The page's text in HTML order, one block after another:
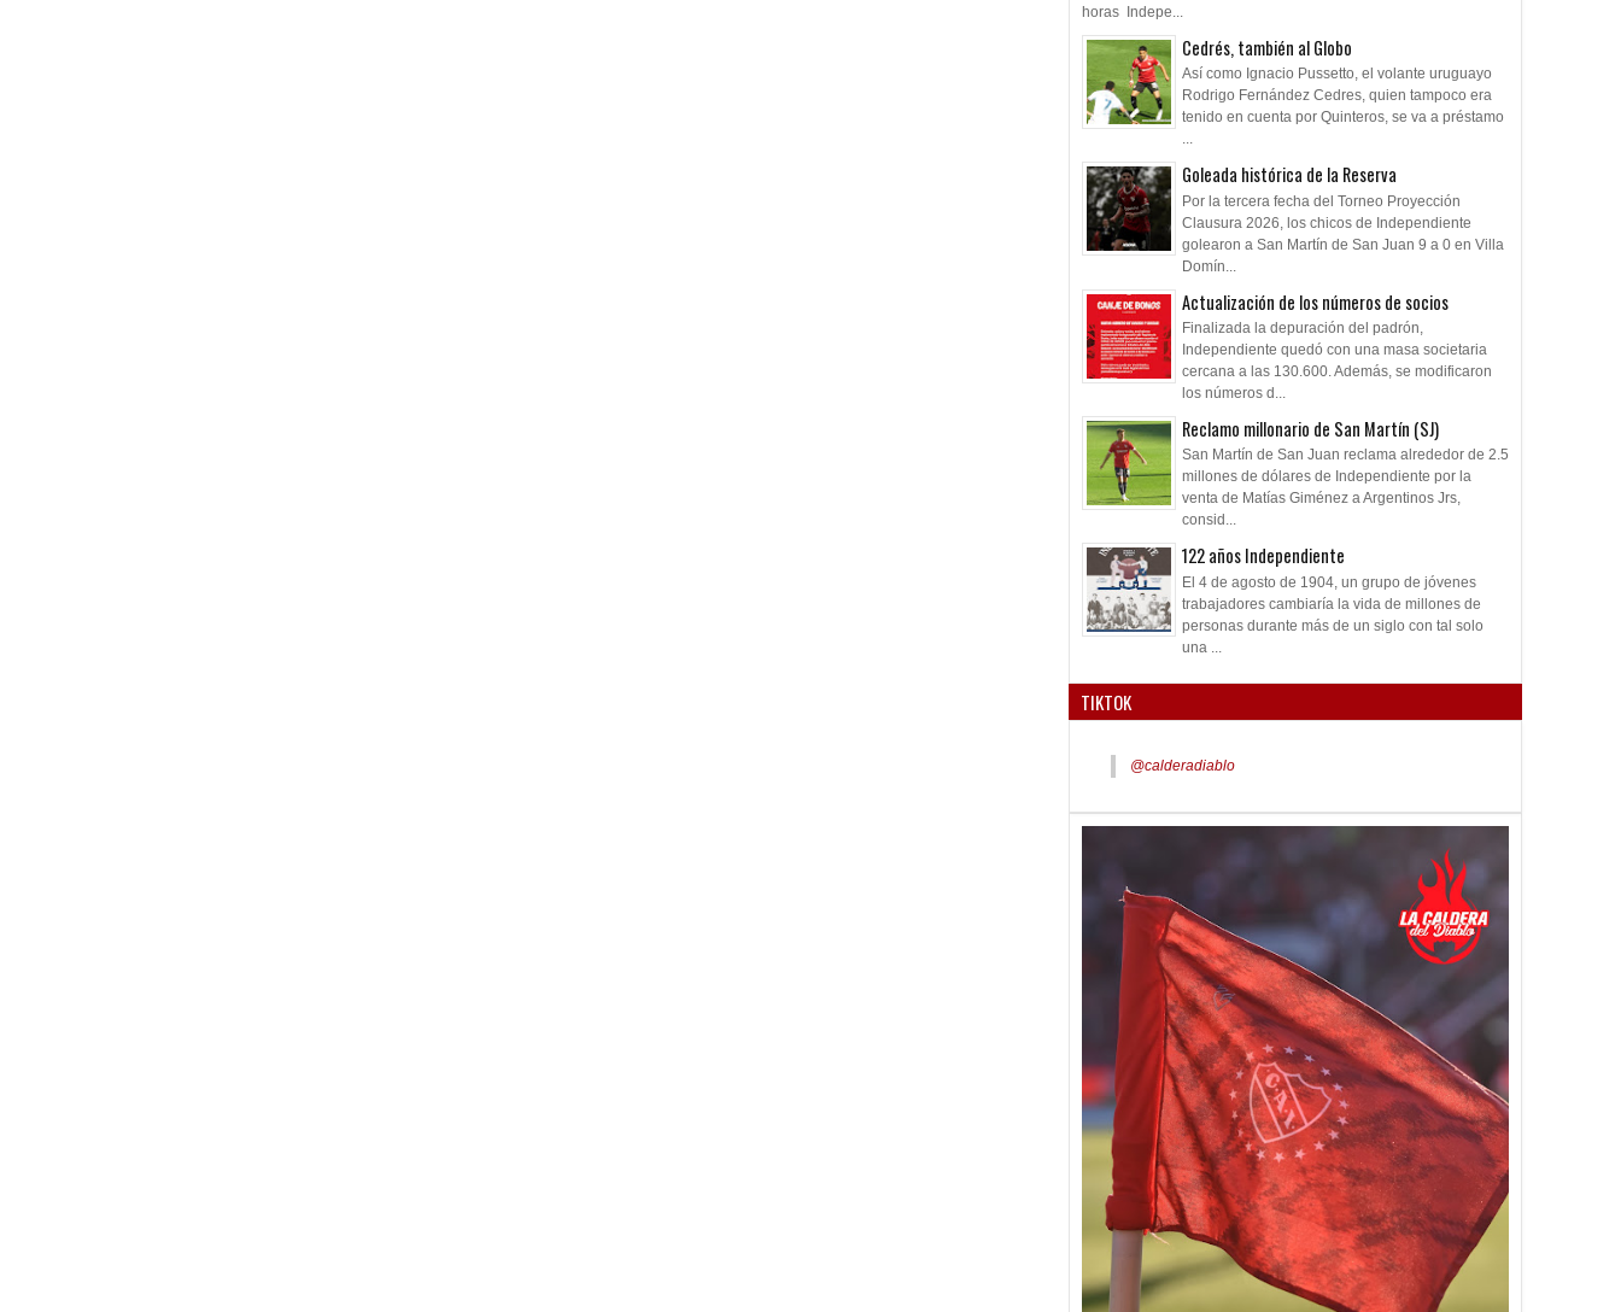
horas Indepe...
Cedrés, también al Globo
Así como Ignacio Pussetto, el volante uruguayo
Rodrigo Fernández Cedres, quien tampoco era
tenido en cuenta por Quinteros, se va a préstamo
...
Goleada histórica de la Reserva
Por la tercera fecha del Torneo Proyección
Clausura 2026, los chicos de Independiente
golearon a San Martín de San Juan 9 a 0 en Villa
Domín...
Actualización de los números de socios
Finalizada la depuración del padrón,
Independiente quedó con una masa societaria
cercana a las 130.600. Además, se modificaron
los números d...
Reclamo millonario de San Martín (SJ)
San Martín de San Juan reclama alrededor de 2.5
millones de dólares de Independiente por la
venta de Matías Giménez a Argentinos Jrs,
consid...
122 años Independiente
El 4 de agosto de 1904, un grupo de jóvenes
trabajadores cambiaría la vida de millones de
personas durante más de un siglo con tal solo
una ...
TIKTOK
@calderadiablo